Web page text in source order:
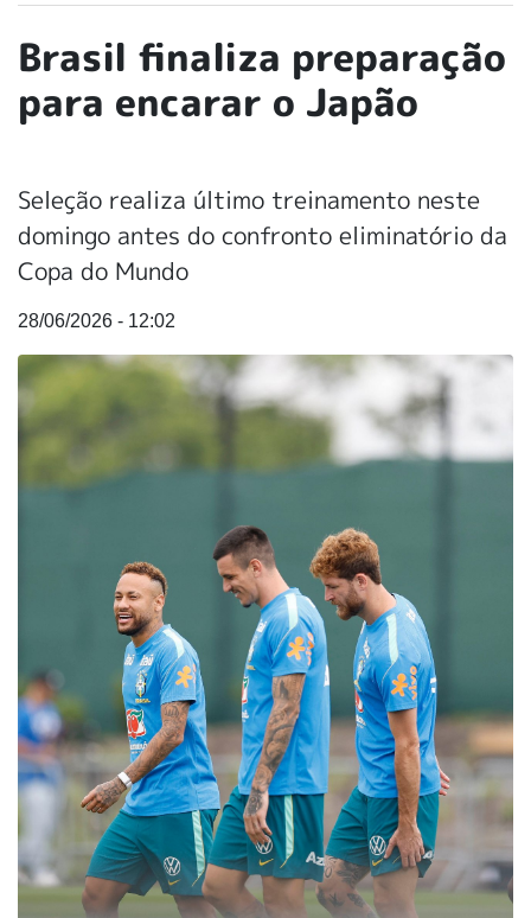
Brasil finaliza preparação
para encarar o Japão
Seleção realiza último treinamento neste
domingo antes do confronto eliminatório da
Copa do Mundo
28/06/2026 - 12:02